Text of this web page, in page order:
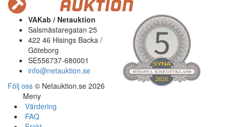
VAKab / Netauktion
Salsmästaregatan 25
422 46 Hisings Backa /
Göteborg
SE556737-680001
info@netauktion.se
Följ oss © Netauktion.se 2026
Meny
Värdering
FAQ